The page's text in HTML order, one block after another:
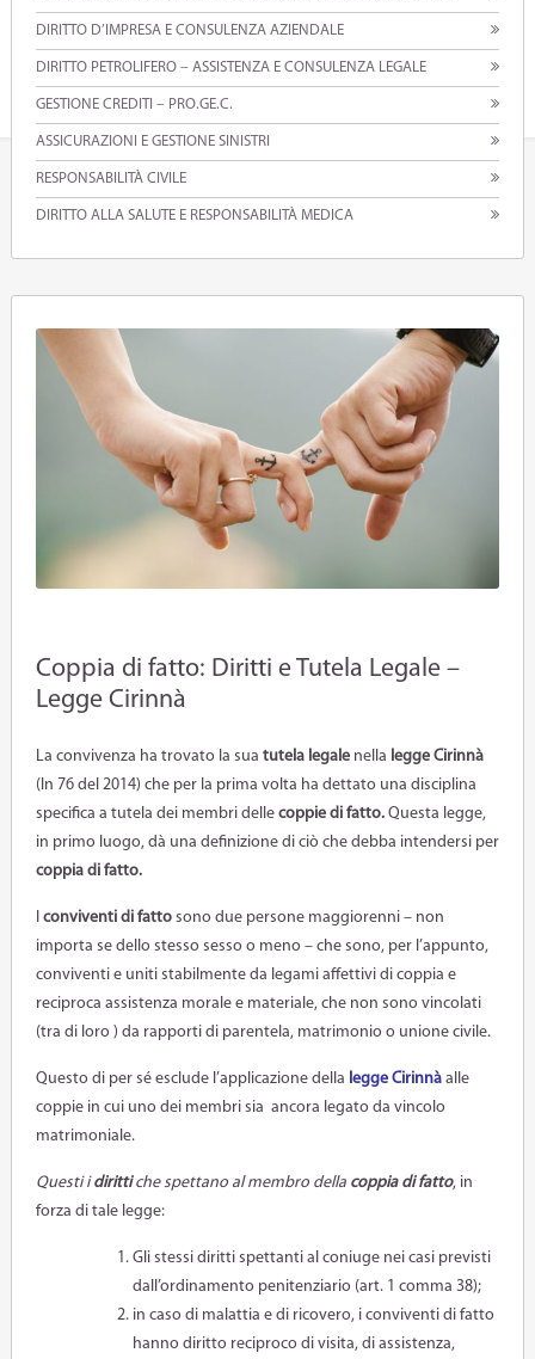
DIRITTO D’IMPRESA E CONSULENZA AZIENDALE
DIRITTO PETROLIFERO – ASSISTENZA E CONSULENZA LEGALE
GESTIONE CREDITI – PRO.GE.C.
ASSICURAZIONI E GESTIONE SINISTRI
RESPONSABILITÀ CIVILE
DIRITTO ALLA SALUTE E RESPONSABILITÀ MEDICA
Coppia di fatto: Diritti e Tutela Legale –
Legge Cirinnà
La convivenza ha trovato la sua tutela legalenella legge Cirinnà
(ln 76 del 2014) che per la prima volta ha dettato una disciplina
specifica a tutela dei membri delle coppie di fatto. Questa legge,
in primo luogo, dà una definizione di ciò che debba intendersi per
coppia di fatto.
I conviventi di fattosono due persone maggiorenni – non
importa se dello stesso sesso o meno – che sono, per l’appunto,
conviventi e uniti stabilmente da legami affettivi di coppia e
reciproca assistenza morale e materiale, che non sono vincolati
(tra di loro ) da rapporti di parentela, matrimonio o unione civile.
Questo di per sé esclude l’applicazione della legge Cirinnàalle
coppie in cui uno dei membri sia ancora legato da vincolo
matrimoniale.
Questi idirittiche spettano al membro della coppia di fatto, in
forza di tale legge:
Gli stessi diritti spettanti al coniuge nei casi previsti
dall’ordinamento penitenziario (art. 1 comma 38);
in caso di malattia e di ricovero, i conviventi di fatto
hanno diritto reciproco di visita, di assistenza,